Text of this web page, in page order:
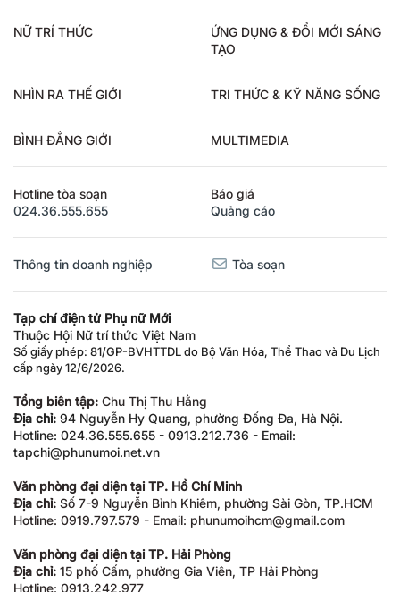
NỮ TRÍ THỨC
ỨNG DỤNG & ĐỔI MỚI SÁNG
TẠO
NHÌN RA THẾ GIỚI TRI THỨC & KỸ NĂNG SỐNG
BÌNH ĐẲNG GIỚI MULTIMEDIA
Hotline tòa soạn
024.36.555.655
Báo giá
Quảng cáo
Thông tin doanh nghiệp Tòa soạn
Tạp chí điện tử Phụ nữ Mới
Thuộc Hội Nữ trí thức Việt Nam
Số giấy phép: 81/GP-BVHTTDL do Bộ Văn Hóa, Thể Thao và Du Lịch
cấp ngày 12/6/2026.
Tổng biên tập: Chu Thị Thu Hằng
Địa chỉ: 94 Nguyễn Hy Quang, phường Đống Đa, Hà Nội.
Hotline: 024.36.555.655 - 0913.212.736 - Email:
tapchi@phunumoi.net.vn
Văn phòng đại diện tại TP. Hồ Chí Minh
Địa chỉ: Số 7-9 Nguyễn Bỉnh Khiêm, phường Sài Gòn, TP.HCM
Hotline: 0919.797.579 - Email: phunumoihcm@gmail.com
Văn phòng đại diện tại TP. Hải Phòng
Địa chỉ: 15 phố Cấm, phường Gia Viên, TP Hải Phòng
Hotline: 0913.242.977